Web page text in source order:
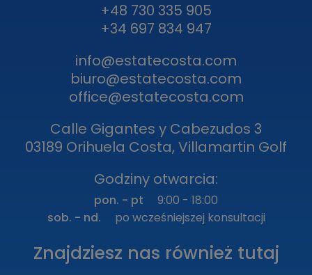
+48 730 335 905
+34 697 834 947
info@estatecosta.com
biuro@estatecosta.com
office@estatecosta.com
Calle Gigantes y Cabezudos 3
03189 Orihuela Costa, Villamartin Golf
Godziny otwarcia:
pon. - pt
9:00 - 18:00
sob. - nd.
po wcześniejszej konsultacji
Znajdziesz nas również tutaj